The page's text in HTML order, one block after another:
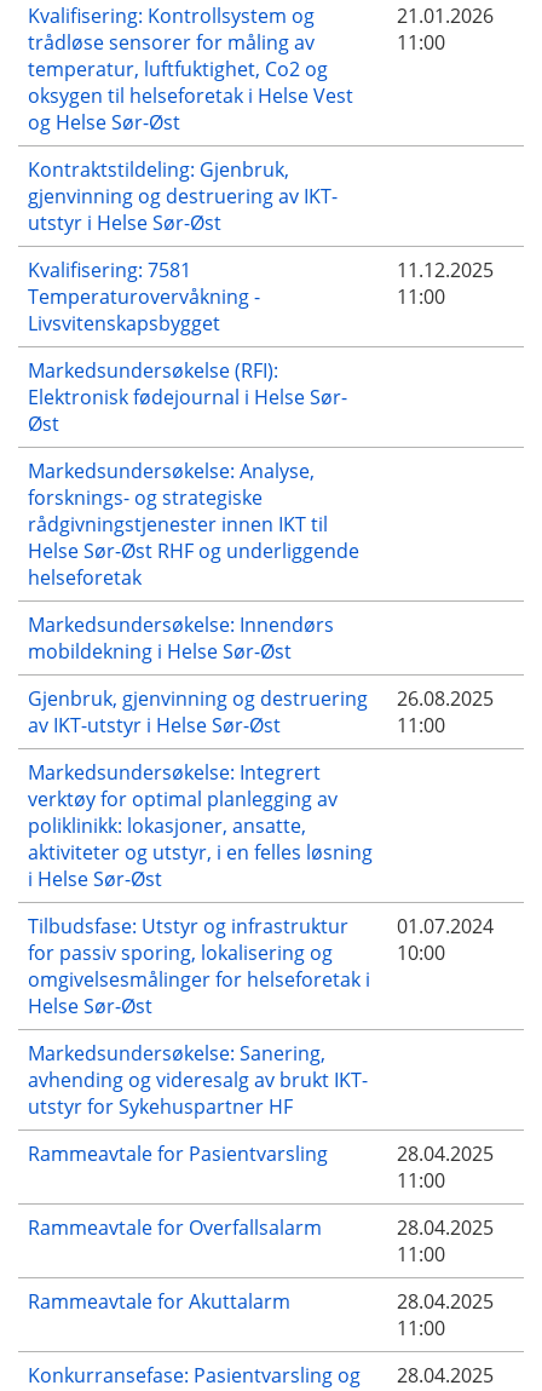
Kvalifisering: Kontrollsystem og
trådløse sensorer for måling av
temperatur, luftfuktighet, Co2 og
oksygen til helseforetak i Helse Vest
og Helse Sør-Øst
21.01.2026
11:00
Kontraktstildeling: Gjenbruk,
gjenvinning og destruering av IKT-
utstyr i Helse Sør-Øst
Kvalifisering: 7581
Temperaturovervåkning -
Livsvitenskapsbygget
11.12.2025
11:00
Markedsundersøkelse (RFI):
Elektronisk fødejournal i Helse Sør-
Øst
Markedsundersøkelse: Analyse,
forsknings- og strategiske
rådgivningstjenester innen IKT til
Helse Sør-Øst RHF og underliggende
helseforetak
Markedsundersøkelse: Innendørs
mobildekning i Helse Sør-Øst
Gjenbruk, gjenvinning og destruering
av IKT-utstyr i Helse Sør-Øst
26.08.2025
11:00
Markedsundersøkelse: Integrert
verktøy for optimal planlegging av
poliklinikk: lokasjoner, ansatte,
aktiviteter og utstyr, i en felles løsning
i Helse Sør-Øst
Tilbudsfase: Utstyr og infrastruktur
for passiv sporing, lokalisering og
omgivelsesmålinger for helseforetak i
Helse Sør-Øst
01.07.2024
10:00
Markedsundersøkelse: Sanering,
avhending og videresalg av brukt IKT-
utstyr for Sykehuspartner HF
Rammeavtale for Pasientvarsling
28.04.2025
11:00
Rammeavtale for Overfallsalarm
28.04.2025
11:00
Rammeavtale for Akuttalarm
28.04.2025
11:00
Konkurransefase: Pasientvarsling og
28.04.2025